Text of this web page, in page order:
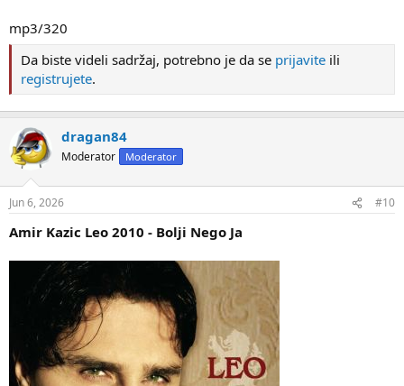
mp3/320
Da biste videli sadržaj, potrebno je da se prijavite ili
registrujete.
dragan84
Moderator Moderator
Jun 6, 2026 #10
Amir Kazic Leo 2010 - Bolji Nego Ja